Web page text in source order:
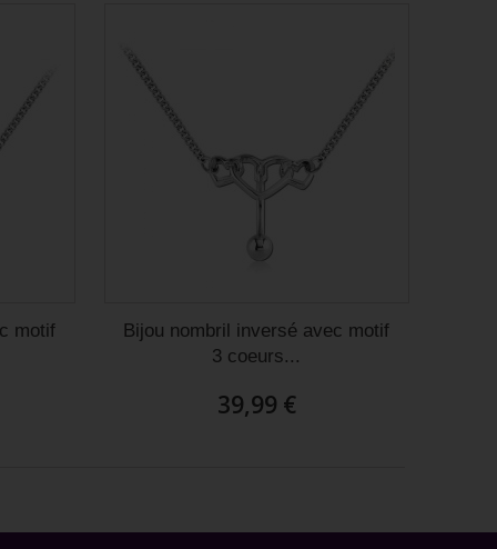
motif
Bijou nombril inversé avec motif
3 coeurs...
39,99 €